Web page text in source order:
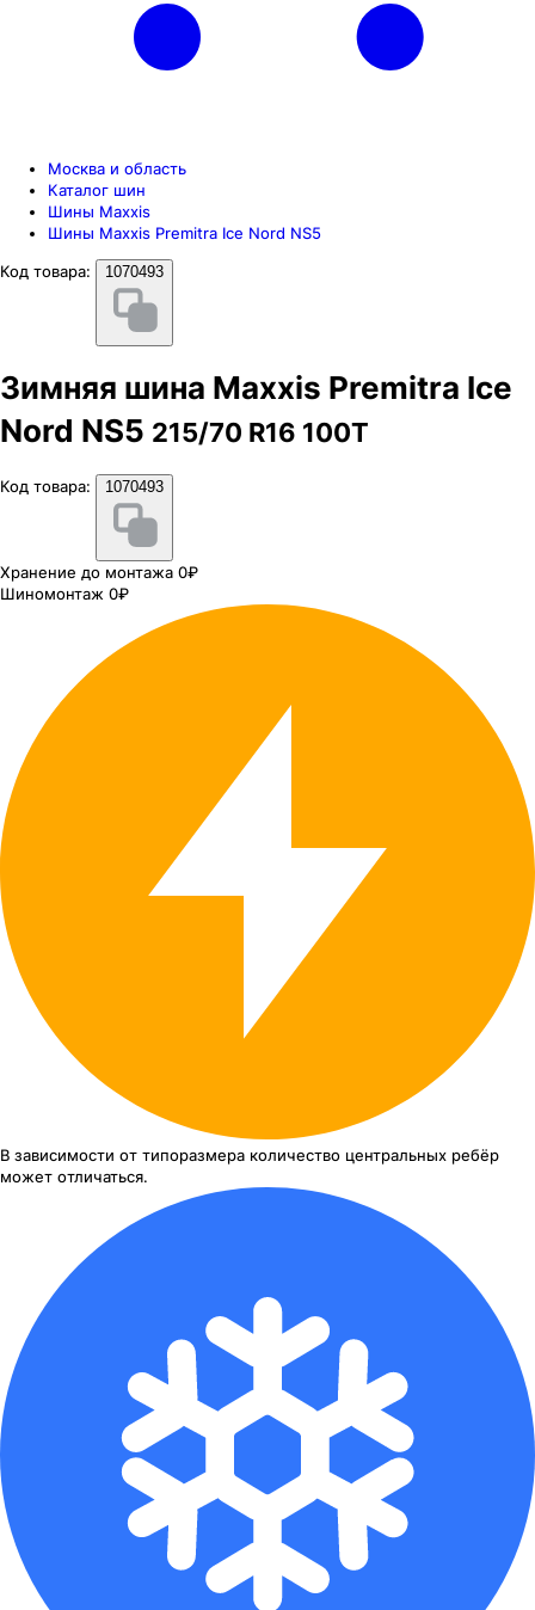
Москва и область
Каталог шин
Шины Maxxis
Шины Maxxis Premitra Ice Nord NS5
Код товара:
1070493
Зимняя шина Maxxis Premitra Ice
Nord NS5 215/70 R16 100T
Код товара: 1070493
Хранение до монтажа 0₽
Шиномонтаж 0₽
В зависимости от типоразмера количество центральных ребёр
может отличаться.